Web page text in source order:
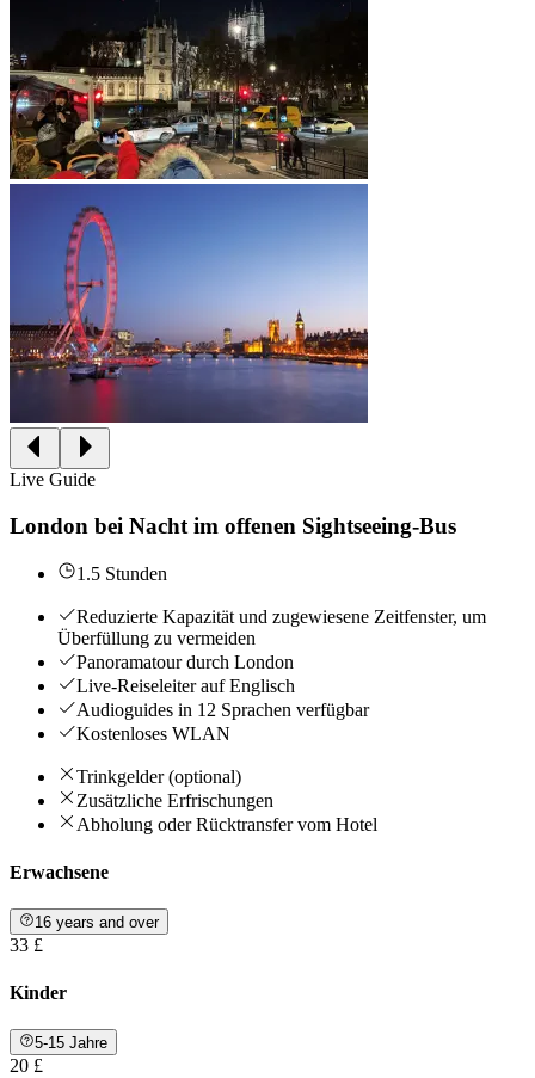
Live Guide
London bei Nacht im offenen Sightseeing-Bus
1.5 Stunden
Reduzierte Kapazität und zugewiesene Zeitfenster, um
Überfüllung zu vermeiden
Panoramatour durch London
Live-Reiseleiter auf Englisch
Audioguides in 12 Sprachen verfügbar
Kostenloses WLAN
Trinkgelder (optional)
Zusätzliche Erfrischungen
Abholung oder Rücktransfer vom Hotel
Erwachsene
16 years and over
33 £
Kinder
5-15 Jahre
20 £